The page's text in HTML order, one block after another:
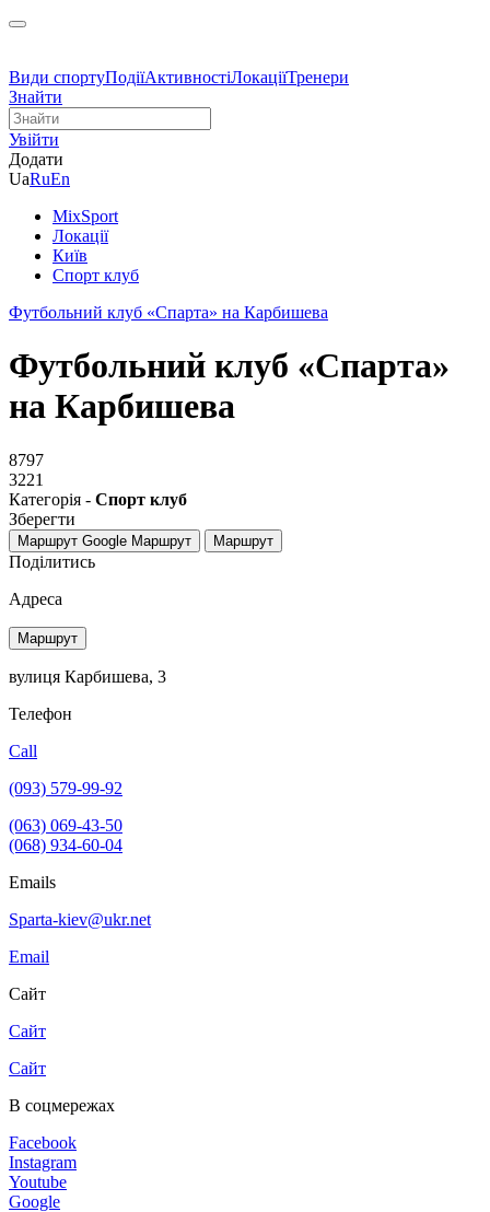
Види спортуПодіїАктивностіЛокаціїТренери
Знайти
Увійти
Додати
UaRuEn
MixSport
Локації
Київ
Спорт клуб
Футбольний клуб «Спарта» на Карбишева
Футбольний клуб «Спарта»
на Карбишева
8797
3221
Категорія - Спорт клуб
Зберегти
Маршрут Google Маршрут Маршрут
Поділитись
Адреса
Маршрут
вулиця Карбишева, 3
Телефон
Call
(093) 579-99-92
(063) 069-43-50
(068) 934-60-04
Emails
Sparta-kiev@ukr.net
Email
Сайт
Сайт
Сайт
В соцмережах
Facebook
Instagram
Youtube
Google